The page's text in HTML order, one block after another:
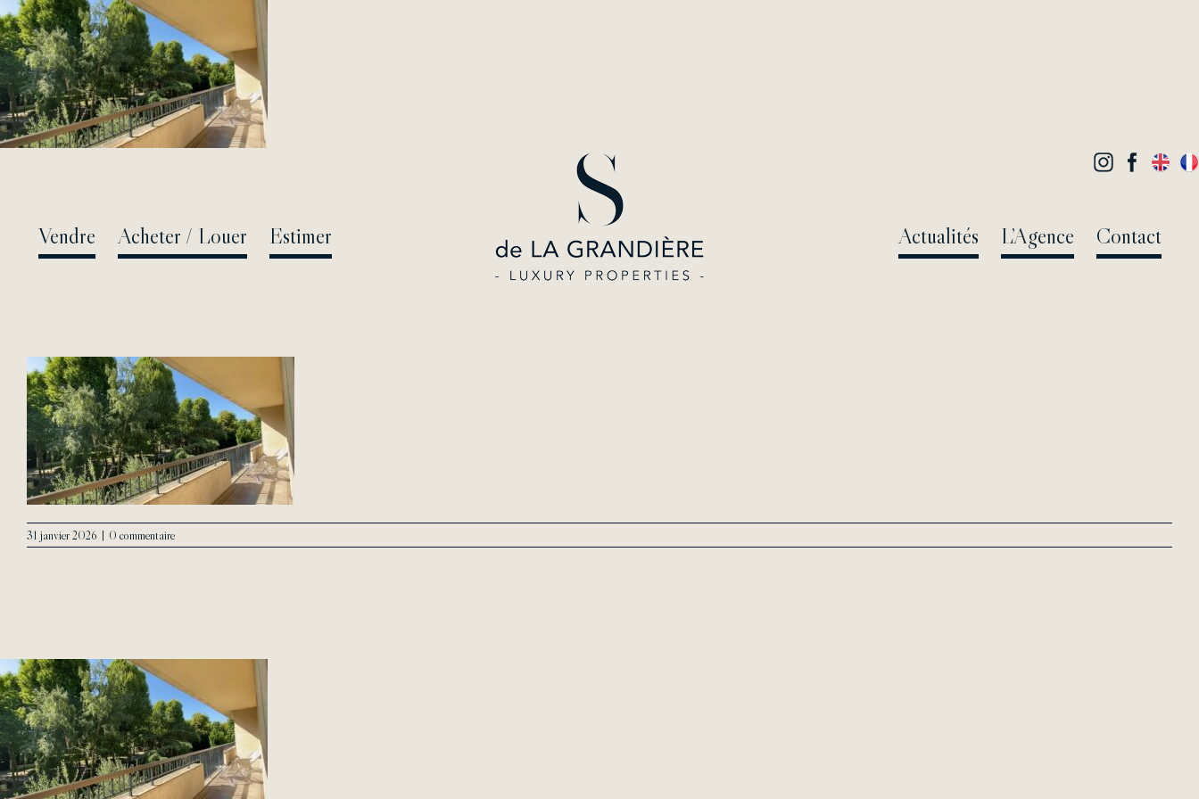
Passer
au
contenu
Vendre Acheter / Louer Estimer Actualités L’Agence Contact
31 janvier 2026 | 0 commentaire